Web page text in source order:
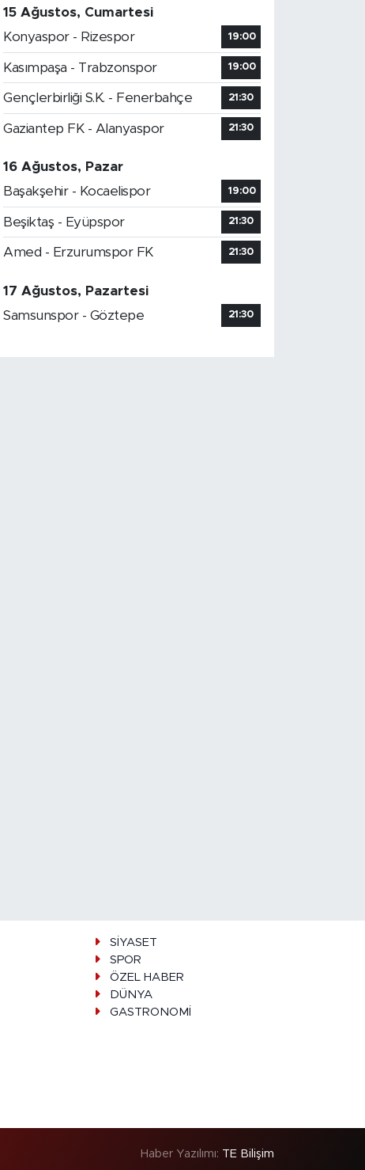
15 Ağustos, Cumartesi
Konyaspor - Rizespor
19:00
Kasımpaşa - Trabzonspor 19:00
Gençlerbirliği S.K. - Fenerbahçe 21:30
Gaziantep FK - Alanyaspor 21:30
16 Ağustos, Pazar
Başakşehir - Kocaelispor
19:00
Beşiktaş - Eyüpspor 21:30
Amed - Erzurumspor FK 21:30
17 Ağustos, Pazartesi
Samsunspor - Göztepe
21:30
SİYASET
SPOR
ÖZEL HABER
DÜNYA
GASTRONOMİ
Haber Yazılımı: TE Bilişim